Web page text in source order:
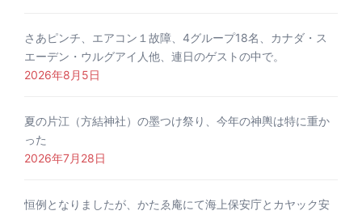
さあピンチ、エアコン１故障、4グループ18名、カナダ・ス
エーデン・ウルグアイ人他、連日のゲストの中で。
2026年8月5日
夏の片江（方結神社）の墨つけ祭り、今年の神輿は特に重か
った
2026年7月28日
恒例となりましたが、かたゑ庵にて海上保安庁とカヤック安